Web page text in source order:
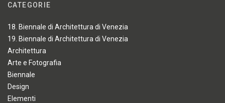
CATEGORIE
18. Biennale di Architettura di Venezia
19. Biennale di Architettura di Venezia
Architettura
Arte e Fotografia
Biennale
Design
Elementi